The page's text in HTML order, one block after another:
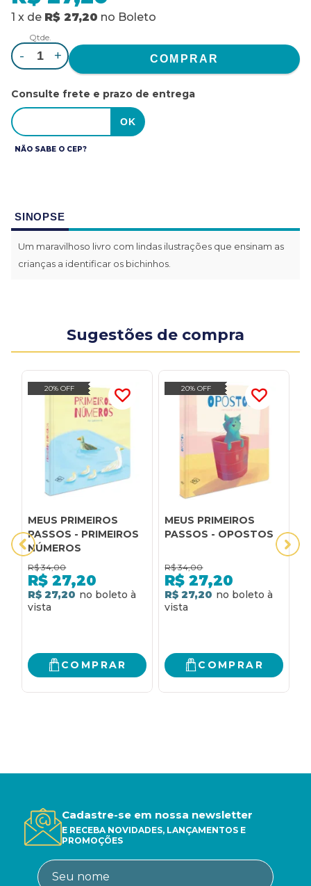
1 x de R$ 27,20 no Boleto
Qtde.
- +
Consulte frete e prazo de entrega
NÃO SABE O CEP?
SINOPSE
Um maravilhoso livro com lindas ilustrações que ensinam as
crianças a identificar os bichinhos.
Sugestões de compra
20% OFF
MEUS PRIMEIROS
PASSOS - PRIMEIROS
NÚMEROS
R$ 34,00
R$ 27,20
R$ 27,20
COMPRAR
20% OFF
MEUS PRIMEIROS
PASSOS - OPOSTOS
R$ 34,00
R$ 27,20
R$ 27,20
COMPRAR
Cadastre-se em nossa newsletter
E RECEBA NOVIDADES, LANÇAMENTOS E
PROMOÇÕES